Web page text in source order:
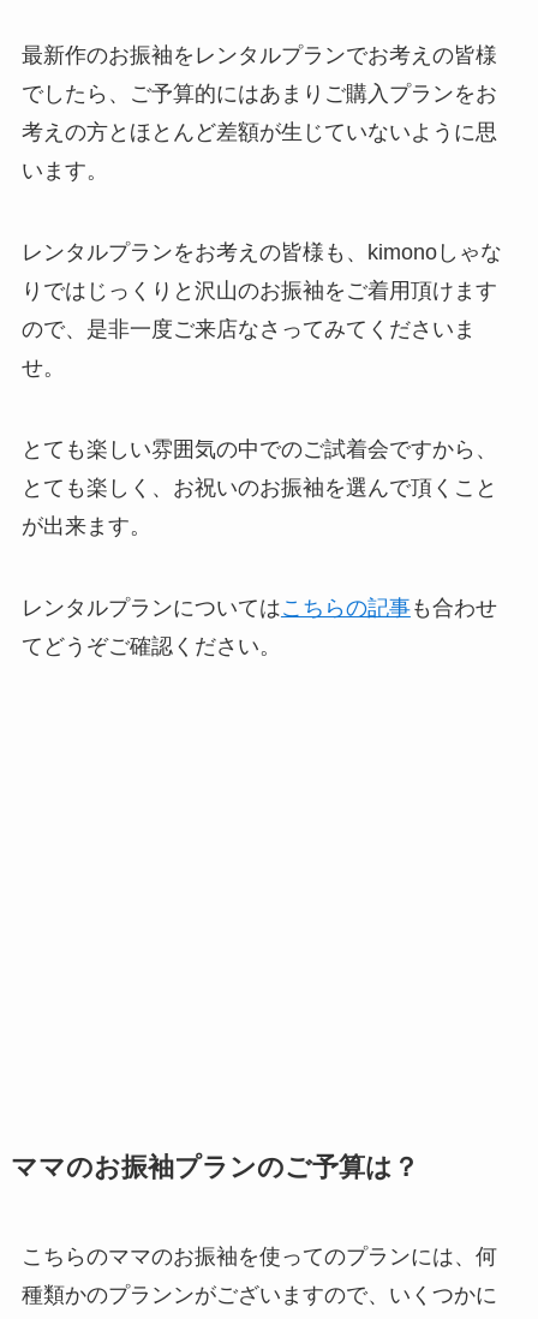
最新作のお振袖をレンタルプランでお考えの皆様
でしたら、ご予算的にはあまりご購入プランをお
考えの方とほとんど差額が生じていないように思
います。
レンタルプランをお考えの皆様も、kimonoしゃな
りではじっくりと沢山のお振袖をご着用頂けます
ので、是非一度ご来店なさってみてくださいま
せ。
とても楽しい雰囲気の中でのご試着会ですから、
とても楽しく、お祝いのお振袖を選んで頂くこと
が出来ます。
レンタルプランについてはこちらの記事も合わせ
てどうぞご確認ください。
ママのお振袖プランのご予算は？
こちらのママのお振袖を使ってのプランには、何
種類かのプランンがございますので、いくつかに